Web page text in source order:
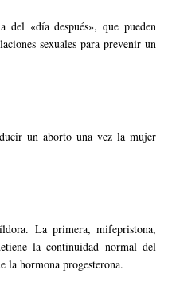
«día después», que pueden
sexuales para prevenir un
un aborto una vez la mujer
La primera, mifepristona,
la continuidad normal del
la hormona progesterona.